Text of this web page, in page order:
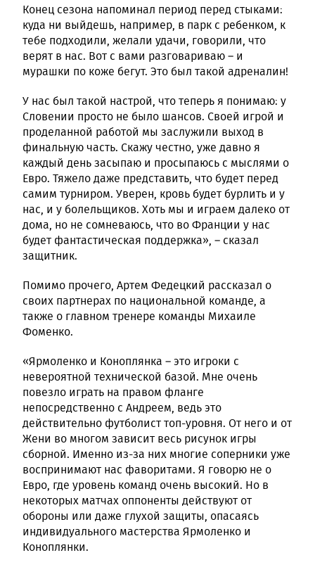
Конец сезона напоминал период перед стыками:
куда ни выйдешь, например, в парк с ребенком, к
тебе подходили, желали удачи, говорили, что
верят в нас. Вот с вами разговариваю – и
мурашки по коже бегут. Это был такой адреналин!
У нас был такой настрой, что теперь я понимаю: у
Словении просто не было шансов. Своей игрой и
проделанной работой мы заслужили выход в
финальную часть. Скажу честно, уже давно я
каждый день засыпаю и просыпаюсь с мыслями о
Евро. Тяжело даже представить, что будет перед
самим турниром. Уверен, кровь будет бурлить и у
нас, и у болельщиков. Хоть мы и играем далеко от
дома, но не сомневаюсь, что во Франции у нас
будет фантастическая поддержка», – сказал
защитник.
Помимо прочего, Артем Федецкий рассказал о
своих партнерах по национальной команде, а
также о главном тренере команды Михаиле
Фоменко.
«Ярмоленко и Коноплянка – это игроки с
невероятной технической базой. Мне очень
повезло играть на правом фланге
непосредственно с Андреем, ведь это
действительно футболист топ-уровня. От него и от
Жени во многом зависит весь рисунок игры
сборной. Именно из-за них многие соперники уже
воспринимают нас фаворитами. Я говорю не о
Евро, где уровень команд очень высокий. Но в
некоторых матчах оппоненты действуют от
обороны или даже глухой защиты, опасаясь
индивидуального мастерства Ярмоленко и
Коноплянки.